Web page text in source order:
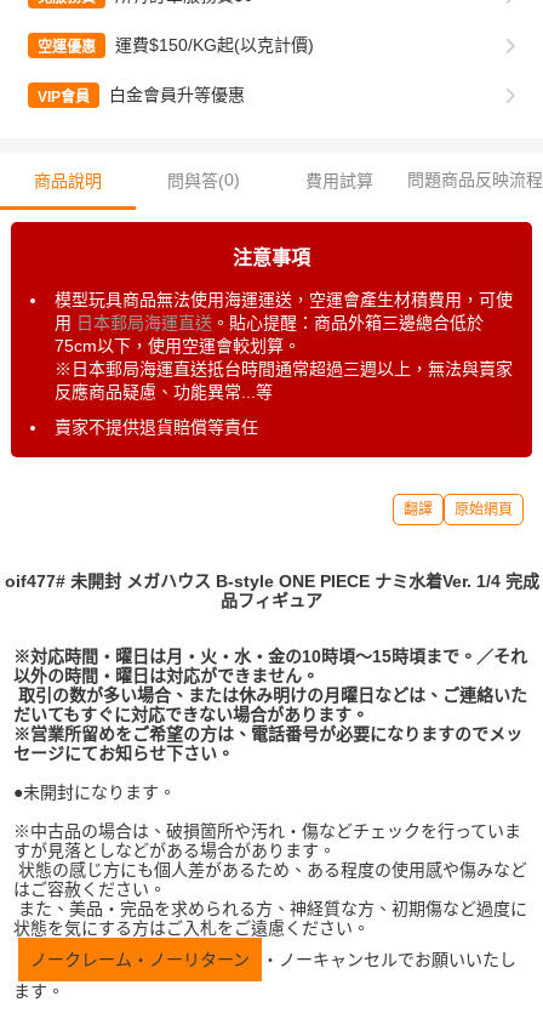
空運優惠 運費$150/KG起(以克計價)
VIP會員 白金會員升等優惠
商品說明 問與答(0) 費用試算 問題商品反映流程
注意事項
模型玩具商品無法使用海運運送，空運會產生材積費用，可使
用 日本郵局海運直送。貼心提醒：商品外箱三邊總合低於
75cm以下，使用空運會較划算。
※日本郵局海運直送抵台時間通常超過三週以上，無法與賣家
反應商品疑慮、功能異常...等
賣家不提供退貨賠償等責任
翻譯 原始網頁
oif477# 未開封 メガハウス B-style ONE PIECE ナミ水着Ver. 1/4 完成
品フィギュア
※対応時間・曜日は月・火・水・金の10時頃～15時頃まで。／それ
以外の時間・曜日は対応ができません。
取引の数が多い場合、または休み明けの月曜日などは、ご連絡いた
だいてもすぐに対応できない場合があります。
※営業所留めをご希望の方は、電話番号が必要になりますのでメッ
セージにてお知らせ下さい。
●未開封になります。
※中古品の場合は、破損箇所や汚れ・傷などチェックを行っていま
すが見落としなどがある場合があります。
状態の感じ方にも個人差があるため、ある程度の使用感や傷みなど
はご容赦ください。
また、美品・完品を求められる方、神経質な方、初期傷など過度に
状態を気にする方はご入札をご遠慮ください。
ノークレーム・ノーリターン
・ノーキャンセルでお願いいたし
ます。